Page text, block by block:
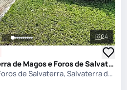
Ver
24
Moradia T3 em Salvaterra de Magos e Foros de Salvaterra, Salvaterra de Magos
Salvaterra de Magos e Foros de Salvaterra, Salvaterra de Magos